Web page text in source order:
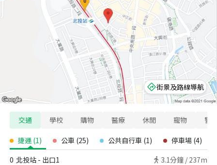
街景及路線導航
交通 學校 購物 醫療 休閒 寵物 警
捷運 (1) 公車 (25) 公共自行車 (1) 停車場 (4)
0 北投站 - 出口1 3.1分鐘 / 237m